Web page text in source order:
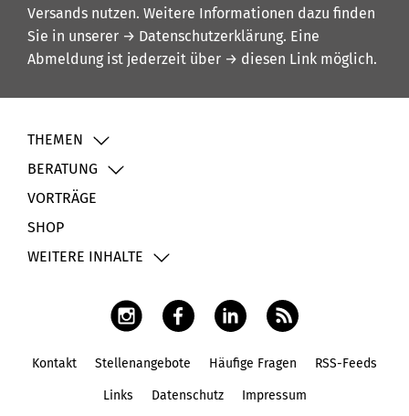
Versands nutzen. Weitere Informationen dazu finden
Sie in unserer → Datenschutzerklärung. Eine
Abmeldung ist jederzeit über → diesen Link möglich.
THEMEN
BERATUNG
VORTRÄGE
SHOP
WEITERE INHALTE
Kontakt Stellenangebote Häufige Fragen RSS-Feeds
Links Datenschutz Impressum